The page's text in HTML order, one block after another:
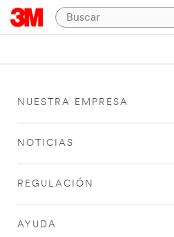
NUESTRA EMPRESA
NOTICIAS
REGULACIÓN
AYUDA